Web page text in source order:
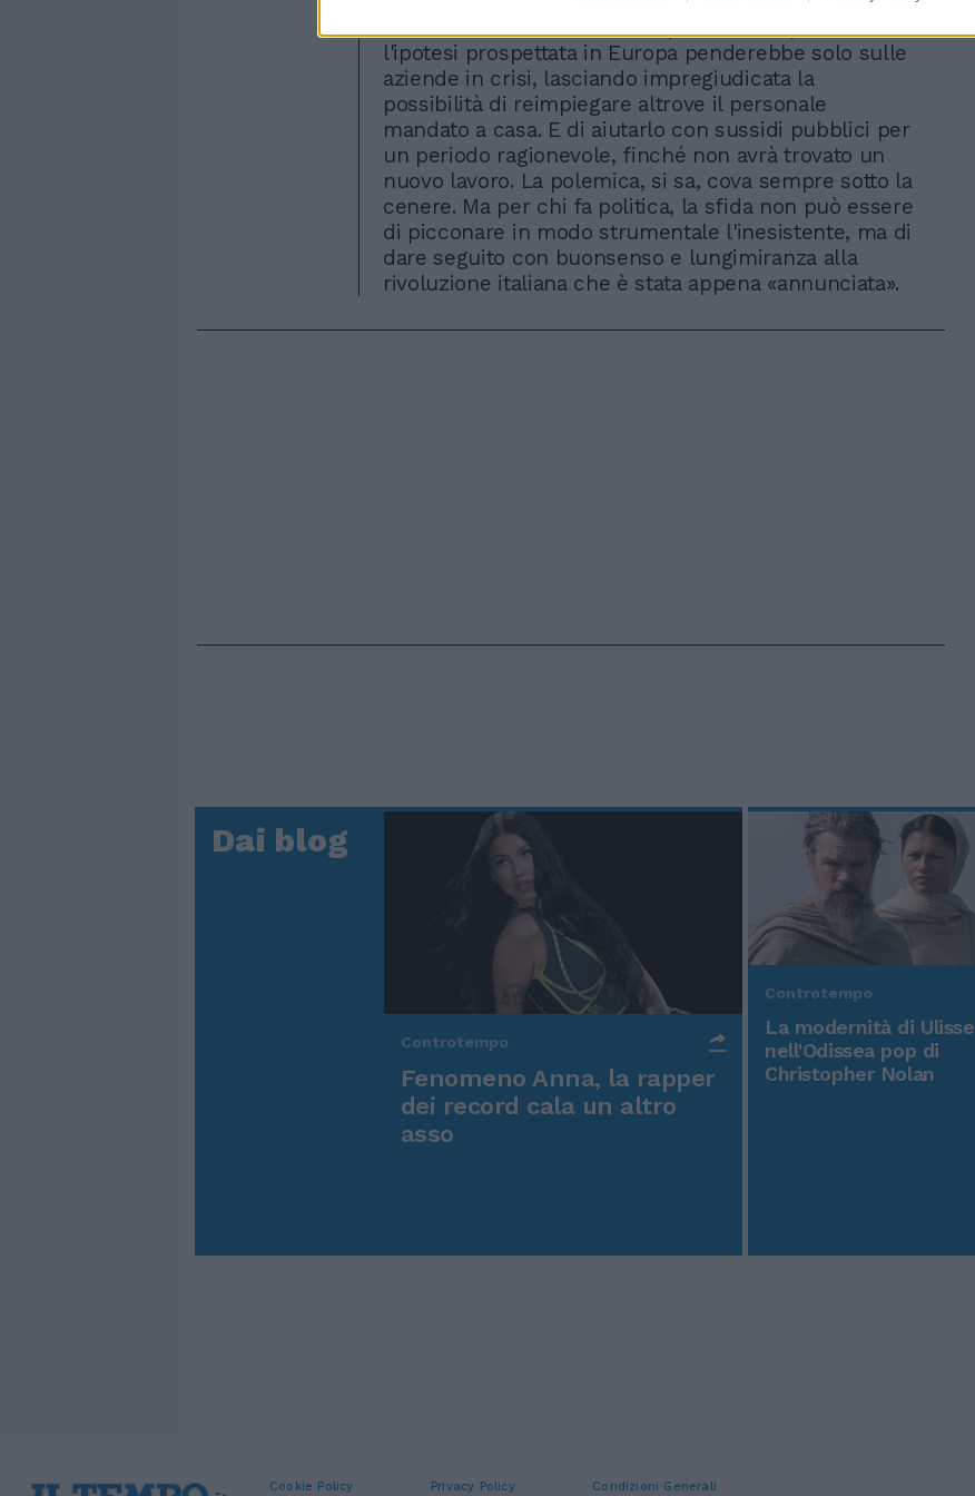
l'ipotesi prospettata in Europa penderebbe solo sulle
aziende in crisi, lasciando impregiudicata la
possibilità di reimpiegare altrove il personale
mandato a casa. E di aiutarlo con sussidi pubblici per
un periodo ragionevole, finché non avrà trovato un
nuovo lavoro. La polemica, si sa, cova sempre sotto la
cenere. Ma per chi fa politica, la sfida non può essere
di picconare in modo strumentale l'inesistente, ma di
dare seguito con buonsenso e lungimiranza alla
rivoluzione italiana che è stata appena «annunciata».
Dai blog
Controtempo
Fenomeno Anna, la rapper
dei record cala un altro
asso
Controtempo
La modernità di Ulisse
nell'Odissea pop di
Christopher Nolan
Cookie Policy Privacy Policy Condizioni Generali